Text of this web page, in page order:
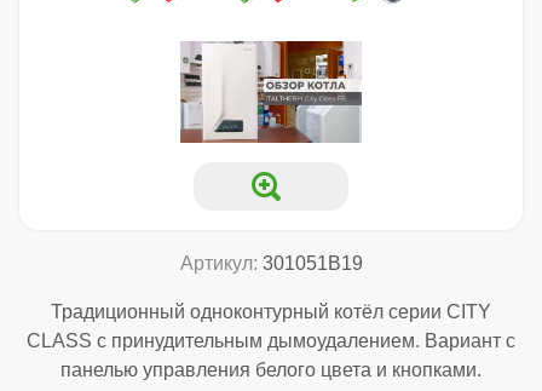
Артикул: 301051B19
Традиционный одноконтурный котёл серии CITY
CLASS с принудительным дымоудалением. Вариант с
панелью управления белого цвета и кнопками.